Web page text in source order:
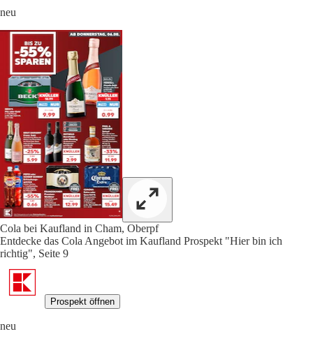
neu
Cola bei Kaufland in Cham, Oberpf
Entdecke das Cola Angebot im Kaufland Prospekt "Hier bin ich
richtig", Seite 9
Prospekt öffnen
neu